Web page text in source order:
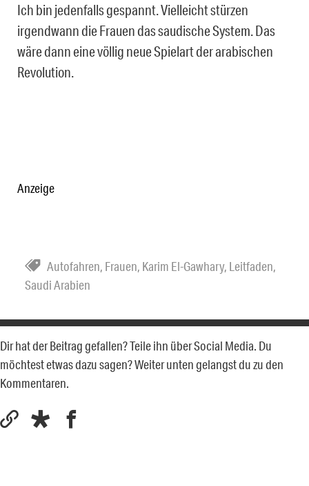
Ich bin jedenfalls gespannt. Vielleicht stürzen
irgendwann die Frauen das saudische System. Das
wäre dann eine völlig neue Spielart der arabischen
Revolution.
Anzeige
Autofahren, Frauen, Karim El-Gawhary, Leitfaden,
Saudi Arabien
Dir hat der Beitrag gefallen? Teile ihn über Social Media. Du
möchtest etwas dazu sagen? Weiter unten gelangst du zu den
Kommentaren.